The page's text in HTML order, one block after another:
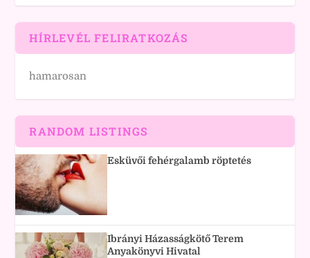
HÍRLEVÉL FELIRATKOZÁS
hamarosan
RANDOM LISTINGS
Esküvői fehérgalamb röptetés
Ibrányi Házasságkötő Terem
Anyakönyvi Hivatal